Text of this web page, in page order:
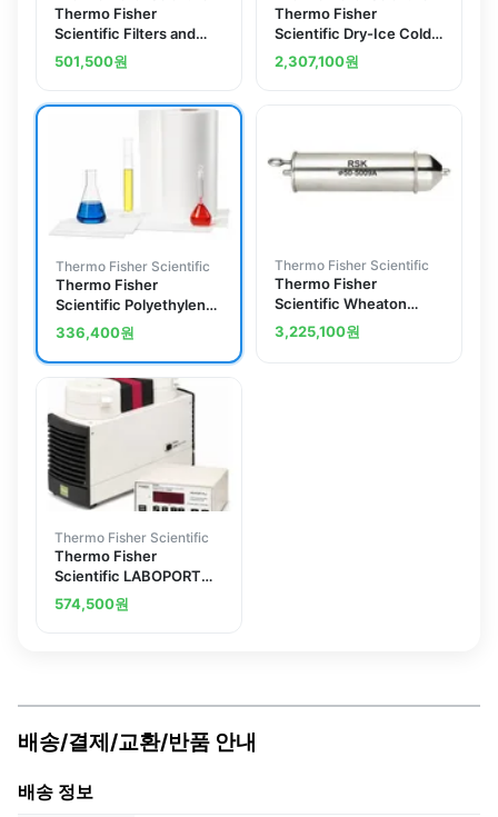
Thermo Fisher
Scientific Filters and
Accessories for Thermo
Scientific Multiskan FC
501,500원
Thermo Fisher
Scientific Dry-Ice Cold
Trap for LABOPORT
Pressure/Vacuum
2,307,100원
Thermo Fisher Scientific
Thermo Fisher
Scientific Polyethylene
Foam Surface Liners,
Roll; Thickness: 0.125
in.; 30 in.W x 50 ft. L
336,400원
Thermo Fisher Scientific
Thermo Fisher
Scientific Wheaton
Stainless-Steel Bomb
Sampler
3,225,100원
Thermo Fisher Scientific
Thermo Fisher
Scientific LABOPORT
Vacuum Pump Spare
Parts Kit
574,500원
배송/결제/교환/반품 안내
배송 정보